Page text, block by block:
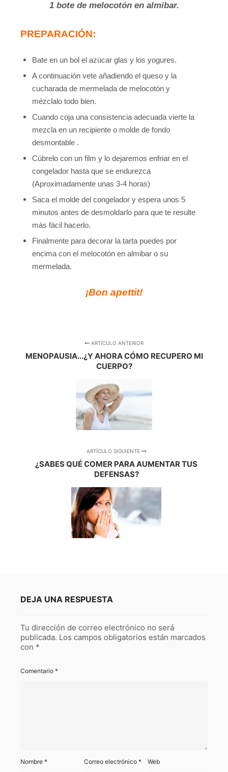
1 bote de melocotón en almibar.
PREPARACIÓN:
Bate en un bol el azúcar glas y los yogures.
A continuación vete añadiendo el queso y la
cucharada de mermelada de melocotón y
mézclalo todo bien.
Cuando coja una consistencia adecuada vierte la
mezcla en un recipiente o molde de fondo
desmontable .
Cúbrelo con un film y lo dejaremos enfriar en el
congelador hasta que se endurezca
(Aproximadamente unas 3-4 horas)
Saca el molde del congelador y espera unos 5
minutos antes de desmoldarlo para que te resulte
más fácil hacerlo.
Finalmente para decorar la tarta puedes por
encima con el melocotón en almibar o su
mermelada.
¡Bon apettit!
ARTÍCULO ANTERIOR
MENOPAUSIA...¿Y AHORA CÓMO RECUPERO MI
CUERPO?
ARTÍCULO SIGUIENTE
¿SABES QUÉ COMER PARA AUMENTAR TUS
DEFENSAS?
DEJA UNA RESPUESTA
Tu dirección de correo electrónico no será
publicada. Los campos obligatorios están marcados
con *
Comentario *
Nombre * Correo electrónico* Web